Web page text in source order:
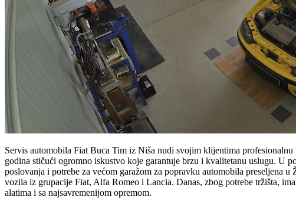
Servis automobila Fiat Buca Tim iz Niša nudi svojim klijentima
godina stičući ogromno iskustvo koje garantuje brzu i kvalitetanu uslugu. U
poslovanja i potrebe za većom garažom za popravku automobila
vozila iz grupacije Fiat, Alfa Romeo i Lancia. Danas, zbog potrebe tržišta,
alatima i sa najsavremenijom opremom.